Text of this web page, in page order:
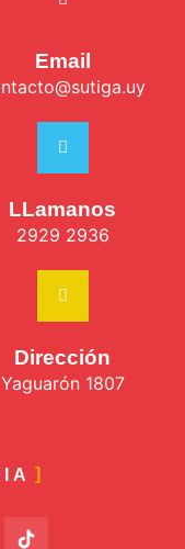
Email
LLamanos
2929 2936
Dirección
Yaguarón 1807